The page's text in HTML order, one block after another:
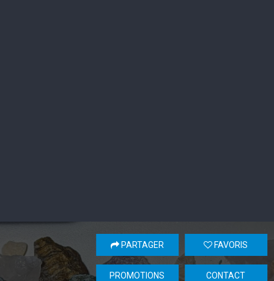
FAVORIS
PARTAGER
CONTACT
PROMOTIONS